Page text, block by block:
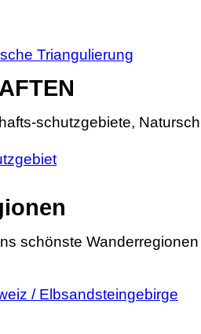
Triangulierung
schutzgebiete,
schönste Wanderregionen
/ Elbsandsteingebirge